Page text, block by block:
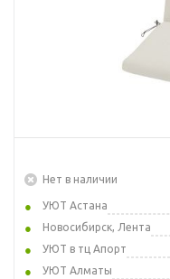
Нет в наличии
УЮТ Астана
Новосибирск, Лента
УЮТ в тц Апорт
УЮТ Алматы